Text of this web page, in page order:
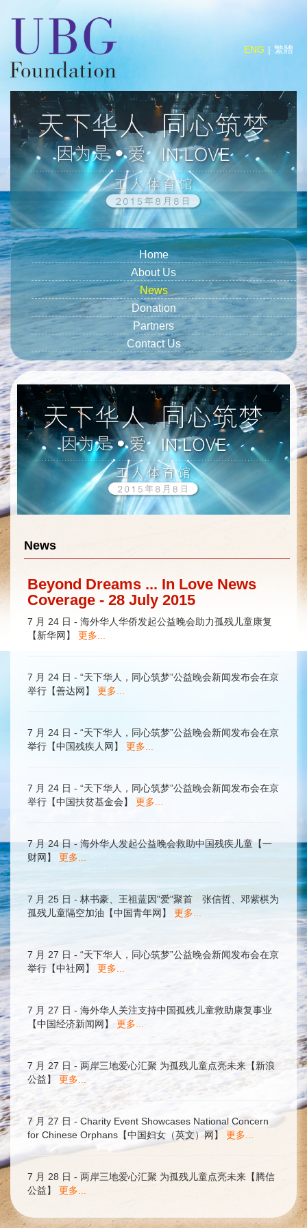
ENG 繁體
Home
About Us
News
Donation
Partners
Contact Us
News
Beyond Dreams ... In Love News
Coverage - 28 July 2015
7 月 24 日 - 海外华人华侨发起公益晚会助力孤残儿童康复
【新华网】 更多...
7 月 24 日 - “天下华人，同心筑梦”公益晚会新闻发布会在京
举行【善达网】 更多...
7 月 24 日 - “天下华人，同心筑梦”公益晚会新闻发布会在京
举行【中国残疾人网】 更多...
7 月 24 日 - “天下华人，同心筑梦”公益晚会新闻发布会在京
举行【中国扶贫基金会】 更多...
7 月 24 日 - 海外华人发起公益晚会救助中国残疾儿童【一
财网】 更多...
7 月 25 日 - 林书豪、王祖蓝因"爱"聚首 张信哲、邓紫棋为
孤残儿童隔空加油【中国青年网】 更多...
7 月 27 日 - “天下华人，同心筑梦”公益晚会新闻发布会在京
举行【中社网】 更多...
7 月 27 日 - 海外华人关注支持中国孤残儿童救助康复事业
【中国经济新闻网】 更多...
7 月 27 日 - 两岸三地爱心汇聚 为孤残儿童点亮未来【新浪
公益】 更多...
7 月 27 日 - Charity Event Showcases National Concern
for Chinese Orphans【中国妇女（英文）网】 更多...
7 月 28 日 - 两岸三地爱心汇聚 为孤残儿童点亮未来【腾信
公益】 更多...